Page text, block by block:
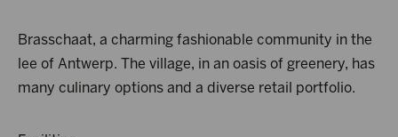
Brasschaat, a charming fashionable community in the
lee of Antwerp. The village, in an oasis of greenery, has
many culinary options and a diverse retail portfolio.